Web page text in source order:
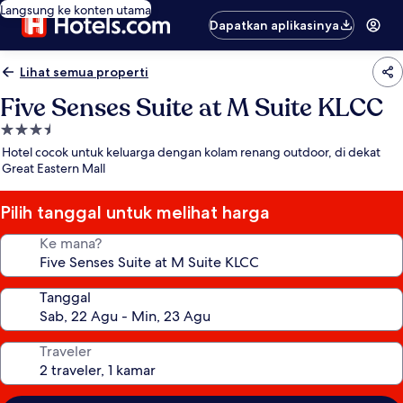
Langsung ke konten utama
Dapatkan aplikasinya
Lihat semua properti
Five Senses Suite at M Suite KLCC
Properti
bintang
3.5
Hotel cocok untuk keluarga dengan kolam renang outdoor, di dekat
Great Eastern Mall
Pilih tanggal untuk melihat harga
Ke mana?
Tanggal
Traveler